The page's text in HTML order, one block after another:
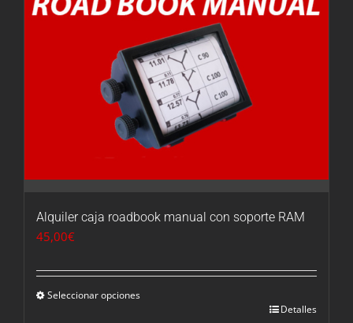
Alquiler caja roadbook manual con soporte RAM
45,00€
Seleccionar opciones
Detalles